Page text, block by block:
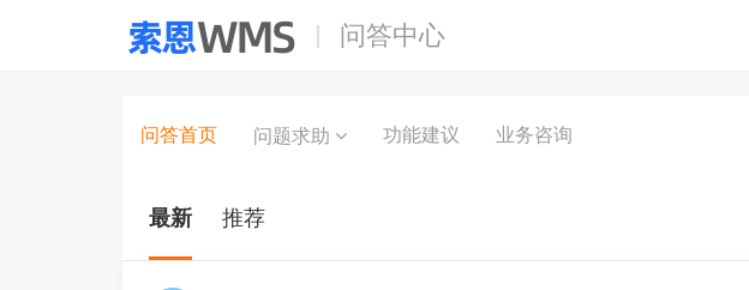
问答中心
问答首页 问题求助 功能建议 业务咨询
最新 推荐